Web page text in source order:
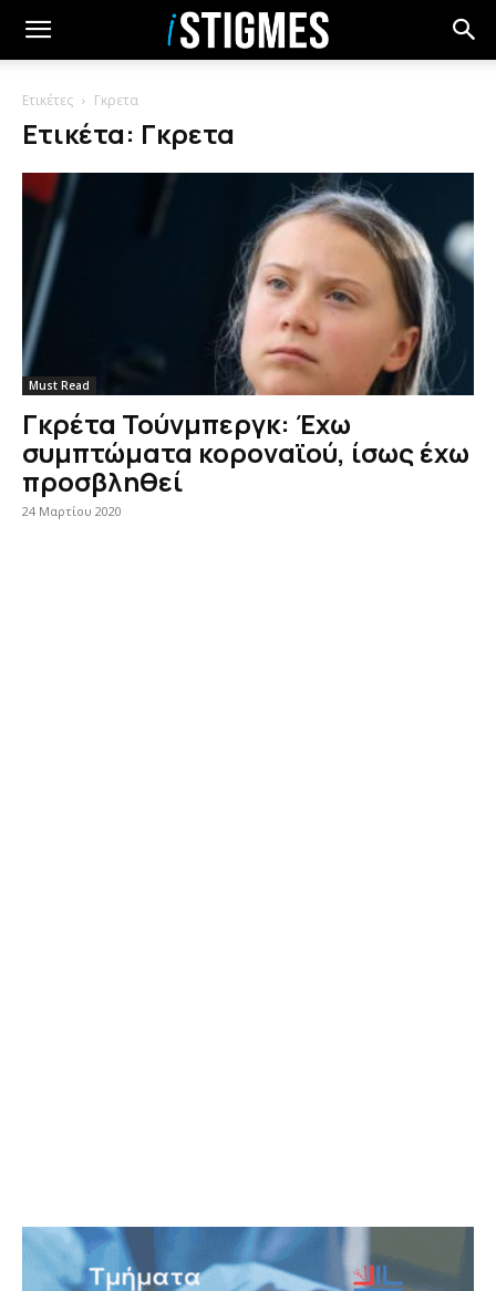
Ετικέτες Γκρετα
Ετικέτα: Γκρετα
Must Read
Γκρέτα Τούνμπεργκ: Έχω
συμπτώματα κοροναϊού, ίσως έχω
προσβληθεί
24 Μαρτίου 2020